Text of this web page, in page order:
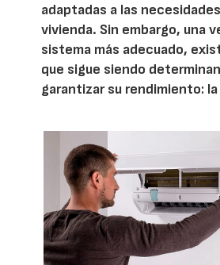
adaptadas a las
vivienda. Sin embargo, una
sistema más adecuado,
que sigue siendo
garantizar su rendimiento: